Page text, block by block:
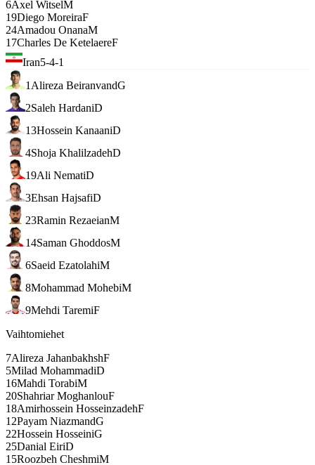
6Axel WitselM
19Diego MoreiraF
24Amadou OnanaM
17Charles De KetelaereF
Iran5-4-1
1 Alireza BeiranvandG
2Saleh HardaniD
13Hossein KanaaniD
4Shoja KhalilzadehD
19Ali NematiD
3Ehsan HajsafiD
23Ramin RezaeianM
14Saman GhoddosM
6Saeid EzatolahiM
8Mohammad MohebiM
9Mehdi TaremiF
Vaihtomiehet
7Alireza JahanbakhshF
5Milad MohammadiD
16Mahdi TorabiM
20Shahriar MoghanlouF
18Amirhossein HosseinzadehF
12Payam NiazmandG
22Hossein HosseiniG
25Danial EiriD
15Roozbeh CheshmiM